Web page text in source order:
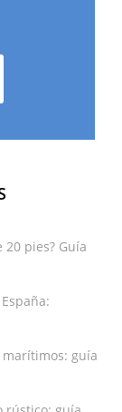
pies? Guía
guía